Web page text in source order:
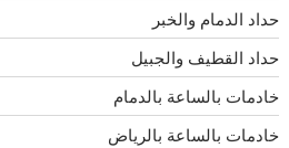
حداد الدمام والخبر
حداد القطيف والجبيل
خادمات بالساعة بالدمام
خادمات بالساعة بالرياض